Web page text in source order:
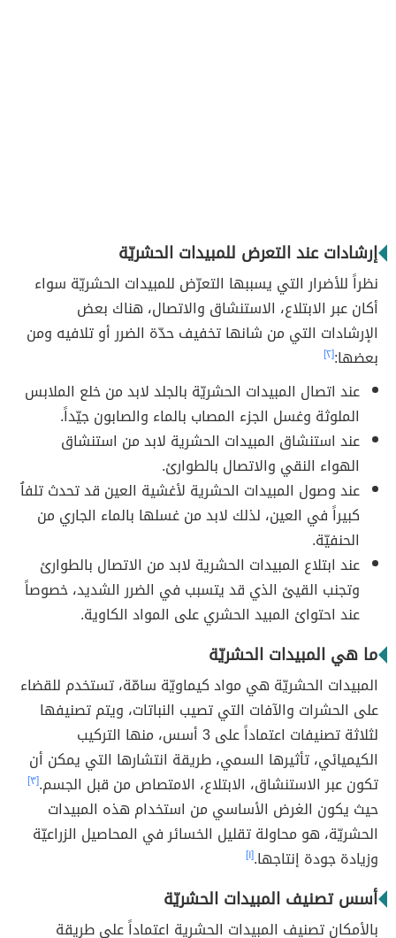
إرشادات عند التعرض للمبيدات الحشريّة
نظراً للأضرار التي يسببها التعرّض للمبيدات الحشريّة سواء
أكان عبر الابتلاع، الاستنشاق والاتصال، هناك بعض
الإرشادات التي من شانها تخفيف حدّة الضرر أو تلافيه ومن
بعضها:[٢]
عند اتصال المبيدات الحشريّة بالجلد لابد من خلع الملابس
الملوثة وغسل الجزء المصاب بالماء والصابون جيّداً.
عند استنشاق المبيدات الحشرية لابد من استنشاق
الهواء النقي والاتصال بالطوارئ.
عند وصول المبيدات الحشرية لأغشية العين قد تحدث تلفاُ
كبيراً في العين، لذلك لابد من غسلها بالماء الجاري من
الحنفيّة.
عند ابتلاع المبيدات الحشرية لابد من الاتصال بالطوارئ
وتجنب القيئ الذي قد يتسبب في الضرر الشديد، خصوصاً
عند احتوائ المبيد الحشري على المواد الكاوية.
ما هي المبيدات الحشريّة
المبيدات الحشريّة هي مواد كيماويّة سامّة، تستخدم للقضاء
على الحشرات والآفات التي تصيب النباتات، ويتم تصنيفها
لثلاثة تصنيفات اعتماداً على 3 أسس، منها التركيب
الكيميائي، تأثيرها السمي، طريقة انتشارها التي يمكن أن
تكون عبر الاستنشاق، الابتلاع، الامتصاص من قبل الجسم.[٣]
حيث يكون الغرض الأساسي من استخدام هذه المبيدات
الحشريّة، هو محاولة تقليل الخسائر في المحاصيل الزراعيّة
وزيادة جودة إنتاجها.[١]
أسس تصنيف المبيدات الحشريّة
بالأمكان تصنيف المبيدات الحشرية اعتماداً على طريقة